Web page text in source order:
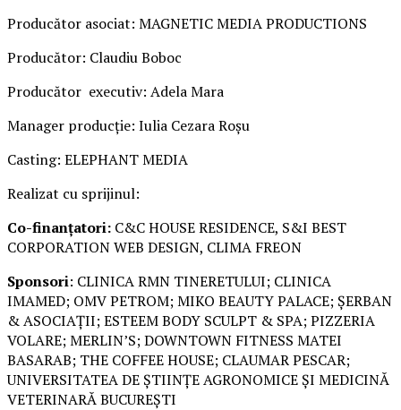
Producător asociat: MAGNETIC MEDIA PRODUCTIONS
Producător: Claudiu Boboc
Producător executiv: Adela Mara
Manager producție: Iulia Cezara Roșu
Casting: ELEPHANT MEDIA
Realizat cu sprijinul:
Co-finanțatori: C&C HOUSE RESIDENCE, S&I BEST
CORPORATION WEB DESIGN, CLIMA FREON
Sponsori: CLINICA RMN TINERETULUI; CLINICA
IMAMED; OMV PETROM; MIKO BEAUTY PALACE; ȘERBAN
& ASOCIAȚII; ESTEEM BODY SCULPT & SPA; PIZZERIA
VOLARE; MERLIN’S; DOWNTOWN FITNESS MATEI
BASARAB; THE COFFEE HOUSE; CLAUMAR PESCAR;
UNIVERSITATEA DE ȘTIINȚE AGRONOMICE ȘI MEDICINĂ
VETERINARĂ BUCUREȘTI